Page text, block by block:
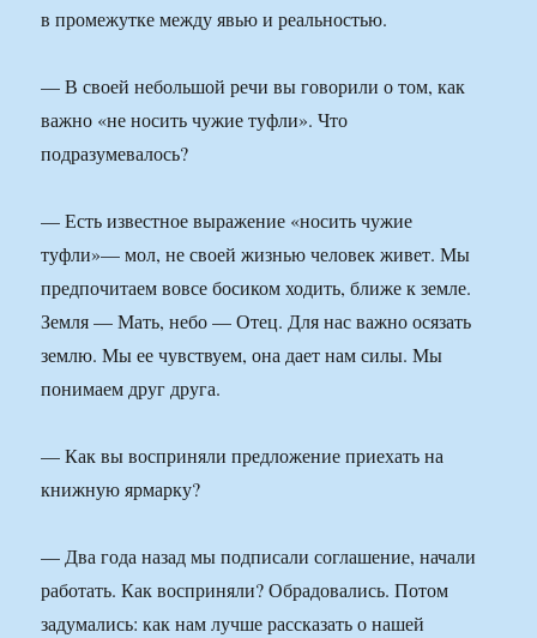
в промежутке между явью и реальностью.
— В своей небольшой речи вы говорили о том, как
важно «не носить чужие туфли». Что
подразумевалось?
— Есть известное выражение «носить чужие
туфли»— мол, не своей жизнью человек живет. Мы
предпочитаем вовсе босиком ходить, ближе к земле.
Земля — Мать, небо — Отец. Для нас важно осязать
землю. Мы ее чувствуем, она дает нам силы. Мы
понимаем друг друга.
— Как вы восприняли предложение приехать на
книжную ярмарку?
— Два года назад мы подписали соглашение, начали
работать. Как восприняли? Обрадовались. Потом
задумались: как нам лучше рассказать о нашей